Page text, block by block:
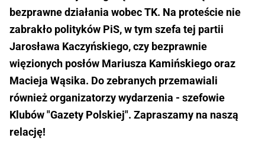
bezprawne działania wobec TK. Na proteście nie
zabrakło polityków PiS, w tym szefa tej partii
Jarosława Kaczyńskiego, czy bezprawnie
więzionych posłów Mariusza Kamińskiego oraz
Macieja Wąsika. Do zebranych przemawiali
również organizatorzy wydarzenia - szefowie
Klubów "Gazety Polskiej". Zapraszamy na naszą
relację!